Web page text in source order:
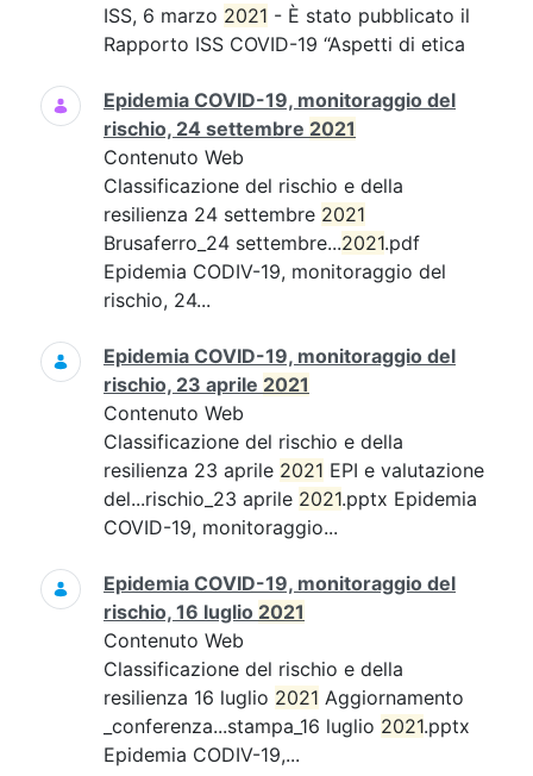
ISS, 6 marzo 2021 - È stato pubblicato il
Rapporto ISS COVID-19 “Aspetti di etica
Epidemia COVID-19, monitoraggio del
rischio, 24 settembre 2021
Contenuto Web
Classificazione del rischio e della
resilienza 24 settembre 2021
Brusaferro_24 settembre...2021.pdf
Epidemia CODIV-19, monitoraggio del
rischio, 24...
Epidemia COVID-19, monitoraggio del
rischio, 23 aprile 2021
Contenuto Web
Classificazione del rischio e della
resilienza 23 aprile 2021 EPI e valutazione
del...rischio_23 aprile 2021.pptx Epidemia
COVID-19, monitoraggio...
Epidemia COVID-19, monitoraggio del
rischio, 16 luglio 2021
Contenuto Web
Classificazione del rischio e della
resilienza 16 luglio 2021 Aggiornamento
_conferenza...stampa_16 luglio 2021.pptx
Epidemia CODIV-19,...